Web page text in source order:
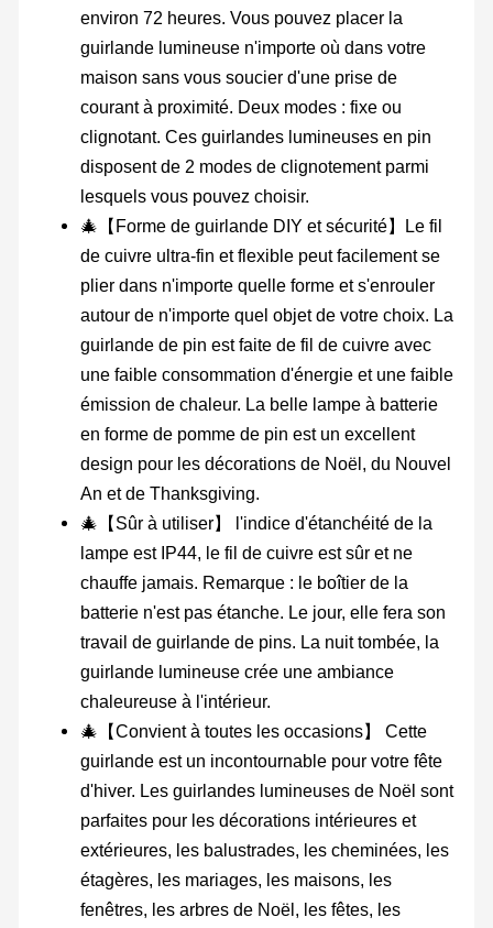
environ 72 heures. Vous pouvez placer la
guirlande lumineuse n'importe où dans votre
maison sans vous soucier d'une prise de
courant à proximité. Deux modes : fixe ou
clignotant. Ces guirlandes lumineuses en pin
disposent de 2 modes de clignotement parmi
lesquels vous pouvez choisir.
🎄【Forme de guirlande DIY et sécurité】Le fil
de cuivre ultra-fin et flexible peut facilement se
plier dans n'importe quelle forme et s'enrouler
autour de n'importe quel objet de votre choix. La
guirlande de pin est faite de fil de cuivre avec
une faible consommation d'énergie et une faible
émission de chaleur. La belle lampe à batterie
en forme de pomme de pin est un excellent
design pour les décorations de Noël, du Nouvel
An et de Thanksgiving.
🎄【Sûr à utiliser】 l'indice d'étanchéité de la
lampe est IP44, le fil de cuivre est sûr et ne
chauffe jamais. Remarque : le boîtier de la
batterie n'est pas étanche. Le jour, elle fera son
travail de guirlande de pins. La nuit tombée, la
guirlande lumineuse crée une ambiance
chaleureuse à l'intérieur.
🎄【Convient à toutes les occasions】 Cette
guirlande est un incontournable pour votre fête
d'hiver. Les guirlandes lumineuses de Noël sont
parfaites pour les décorations intérieures et
extérieures, les balustrades, les cheminées, les
étagères, les mariages, les maisons, les
fenêtres, les arbres de Noël, les fêtes, les